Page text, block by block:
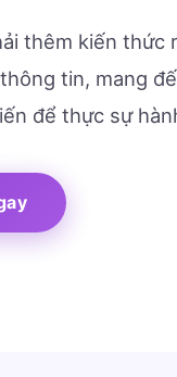
thêm kiến thức
tin, mang
để thực sự